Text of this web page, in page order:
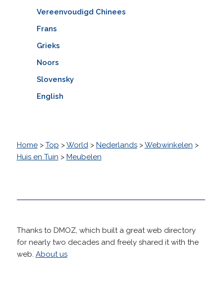
Vereenvoudigd Chinees
Frans
Grieks
Noors
Slovensky
English
Home> Top >World> Nederlands>Webwinkelen >
Huis en Tuin > Meubelen
Thanks to DMOZ, which built a great web directory
for nearly two decades and freely shared it with the
web. About us